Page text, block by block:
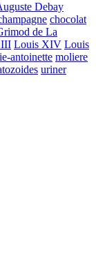
Debay
chocolat
de La
Louis XIV Louis
antoinette moliere
uriner